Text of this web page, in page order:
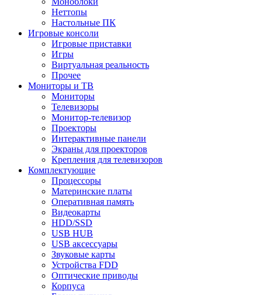
Неттопы
Настольные ПК
Игровые консоли
Игровые приставки
Игры
Виртуальная реальность
Прочее
Мониторы и ТВ
Мониторы
Телевизоры
Монитор-телевизор
Проекторы
Интерактивные панели
Экраны для проекторов
Крепления для телевизоров
Комплектующие
Процессоры
Материнские платы
Оперативная память
Видеокарты
HDD/SSD
USB HUB
USB аксессуары
Звуковые карты
Устройства FDD
Оптические приводы
Корпуса